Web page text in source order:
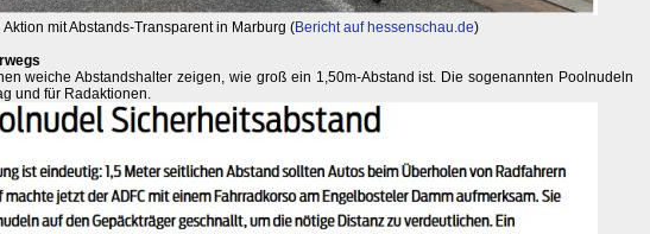
Aktion mit Abstands-Transparent in Marburg (Bericht auf hessenschau.de)
weiche Abstandshalter zeigen, wie groß ein 1,50m-Abstand ist. Die sogenannten Poolnudeln
und für Radaktionen.